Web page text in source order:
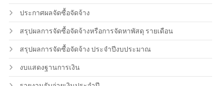
ประกาศผลจัดซื้อจัดจ้าง
สรุปผลการจัดซื้อจัดจ้างหรือการจัดหาพัสดุ รายเดือน
สรุปผลการจัดซื้อจัดจ้าง ประจำปีงบประมาณ
งบแสดงฐานการเงิน